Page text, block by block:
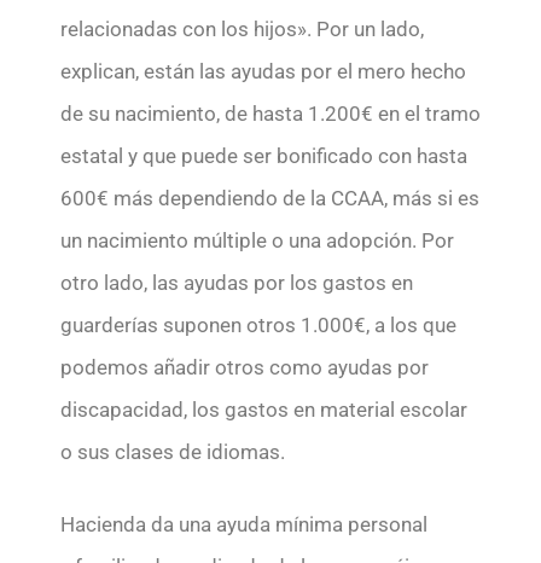
relacionadas con los hijos». Por un lado,
explican, están las ayudas por el mero hecho
de su nacimiento, de hasta 1.200€ en el tramo
estatal y que puede ser bonificado con hasta
600€ más dependiendo de la CCAA, más si es
un nacimiento múltiple o una adopción. Por
otro lado, las ayudas por los gastos en
guarderías suponen otros 1.000€, a los que
podemos añadir otros como ayudas por
discapacidad, los gastos en material escolar
o sus clases de idiomas.
Hacienda da una ayuda mínima personal